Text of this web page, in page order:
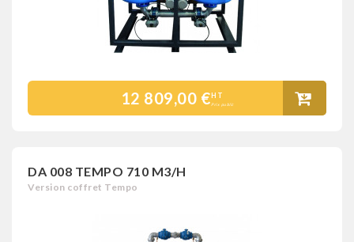
12 809,00 €HT
Prix public
DA 008 TEMPO 710 M3/H
Version coffret Tempo